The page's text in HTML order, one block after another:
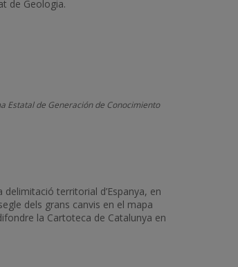
de Geologia.
Estatal de Generación de Conocimiento
territorial d’Espanya, en
dels grans canvis en el mapa
la Cartoteca de Catalunya en